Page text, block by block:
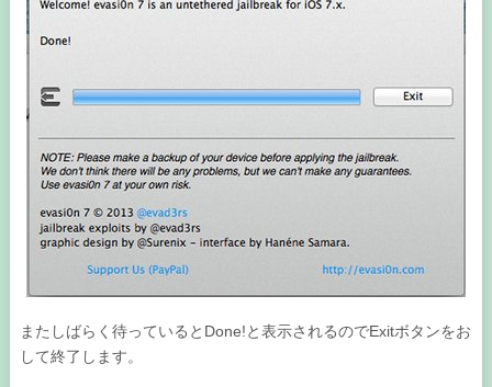
またしばらく待っているとDone!と表示されるのでExitボタンをお
して終了します。